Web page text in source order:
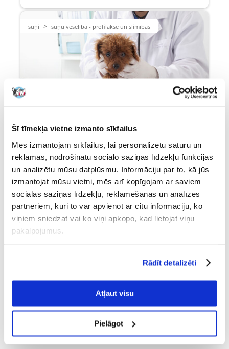
Šī tīmekļa vietne izmanto sīkfailus
Mēs izmantojam sīkfailus, lai personalizētu saturu un
reklāmas, nodrošinātu sociālo saziņas līdzekļu funkcijas
un analizētu mūsu datplūsmu. Informāciju par to, kā jūs
izmantojat mūsu vietni, mēs arī kopīgojam ar saviem
sociālās saziņas līdzekļu, reklamēšanas un analīzes
partneriem, kuri to var apvienot ar citu informāciju, ko
viņiem sniedzat vai ko viņi apkopo, kad lietojat viņu
pakalpojumus.
Rādīt detalizēti
Atļaut visu
Pielāgot
suņi > suņu veselība - profilakse un slimības
simptomi
FERA24.LV: E-veikals ar dzīvnieku barību un
piederumiem
zivju, kāmju, jūrascūciņu, trušu, bruņurupuču un
Royal Canin- Royal Canin Top sausā un mitrā barība
īpašu veterinārārās barības līniju. Fera24.lv zooveikalā
ir pieejama visa Royal Canin pārtika.